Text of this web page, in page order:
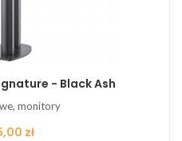
- Black Ash
monitory
zł